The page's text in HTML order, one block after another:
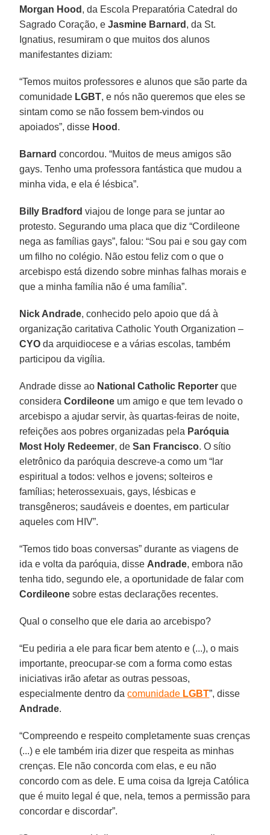
Morgan Hood , da Escola Preparatória Catedral do
Sagrado Coração, eJasmine Barnard , da St.
Ignatius, resumiram o que muitos dos alunos
manifestantes diziam:
“Temos muitos professores e alunos que são parte da
comunidade LGBT, e nós não queremos que eles se
sintam como se não fossem bem-vindos ou
apoiados”, disse Hood .
Barnard concordou. “Muitos de meus amigos são
gays. Tenho uma professora fantástica que mudou a
minha vida, e ela é lésbica”.
Billy Bradford viajou de longe para se juntar ao
protesto. Segurando uma placa que diz “Cordileone
nega as famílias gays”, falou: “Sou pai e sou gay com
um filho no colégio. Não estou feliz com o que o
arcebispo está dizendo sobre minhas falhas morais e
que a minha família não é uma família”.
Nick Andrade, conhecido pelo apoio que dá à
organização caritativa Catholic Youth Organization –
CYO da arquidiocese e a várias escolas, também
participou da vigília.
Andrade disse ao National Catholic Reporter que
consideraCordileone um amigo e que tem levado o
arcebispo a ajudar servir, às quartas-feiras de noite,
refeições aos pobres organizadas pela Paróquia
Most Holy Redeemer, deSan Francisco. O sítio
eletrônico da paróquia descreve-a como um “lar
espiritual a todos: velhos e jovens; solteiros e
famílias; heterossexuais, gays, lésbicas e
transgêneros; saudáveis e doentes, em particular
aqueles com HIV”.
“Temos tido boas conversas” durante as viagens de
ida e volta da paróquia, disse Andrade, embora não
tenha tido, segundo ele, a oportunidade de falar com
Cordileone sobre estas declarações recentes.
Qual o conselho que ele daria ao arcebispo?
“Eu pediria a ele para ficar bem atento e (...), o mais
importante, preocupar-se com a forma como estas
iniciativas irão afetar as outras pessoas,
especialmente dentro dacomunidade LGBT”, disse
Andrade.
“Compreendo e respeito completamente suas crenças
(...) e ele também iria dizer que respeita as minhas
crenças. Ele não concorda com elas, e eu não
concordo com as dele. E uma coisa da Igreja Católica
que é muito legal é que, nela, temos a permissão para
concordar e discordar”.